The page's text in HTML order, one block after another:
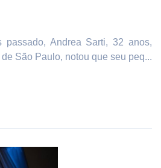
passado, Andrea Sarti, 32 anos,
São Paulo, notou que seu peq...